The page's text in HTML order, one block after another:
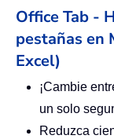
Office Tab -
pestañas en
Excel)
¡Cambie
un solo
Reduzca